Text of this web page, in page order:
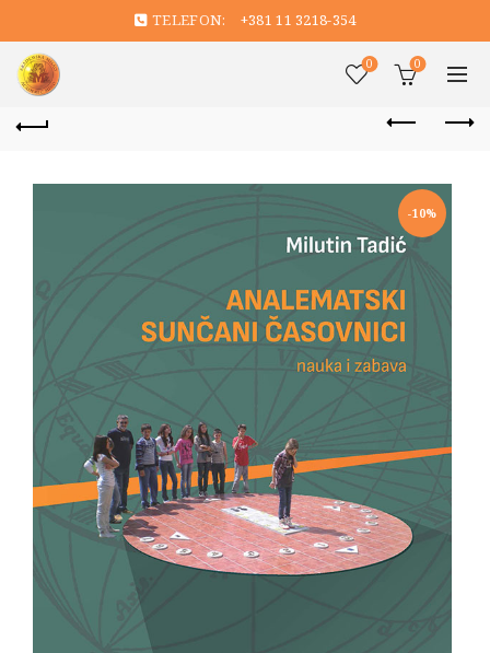
TELEFON: +381 11 3218-354
0 0
-10%